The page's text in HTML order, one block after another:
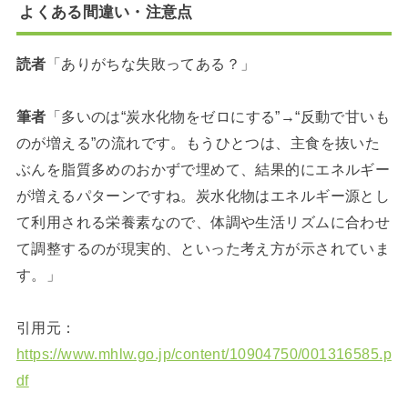
よくある間違い・注意点
読者 「ありがちな失敗ってある？」
筆者 「多いのは“炭水化物をゼロにする”→“反動で甘いも
のが増える”の流れです。もうひとつは、主食を抜いた
ぶんを脂質多めのおかずで埋めて、結果的にエネルギー
が増えるパターンですね。炭水化物はエネルギー源とし
て利用される栄養素なので、体調や生活リズムに合わせ
て調整するのが現実的、といった考え方が示されていま
す。」
引用元：
https://www.mhlw.go.jp/content/10904750/001316585.p
df